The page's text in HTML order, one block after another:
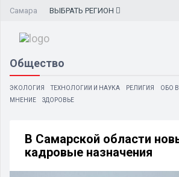
Самара ВЫБРАТЬ РЕГИОН
Общество
ЭКОЛОГИЯ ТЕХНОЛОГИИ И НАУКА РЕЛИГИЯ ОБО
МНЕНИЕ
ЗДОРОВЬЕ
В Самарской области
кадровые назначения